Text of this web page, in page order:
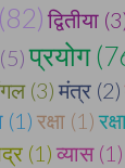
द्वितीया
प्रयोग
(3) मंत्र (2)
(1) रक्षा (1)
(1) व्यास (1)